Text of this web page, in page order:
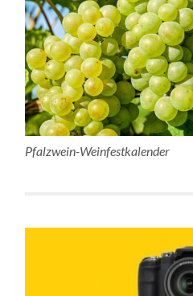
Pfalzwein-Weinfestkalender